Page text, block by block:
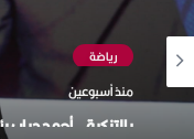
رياضة
منذ أسبوعين
بالتزكية.. أحمد دياب